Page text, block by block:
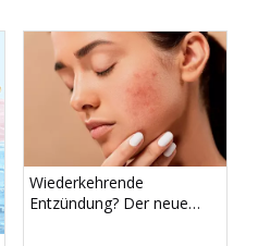
Wiederkehrende
Entzündung? Der neue